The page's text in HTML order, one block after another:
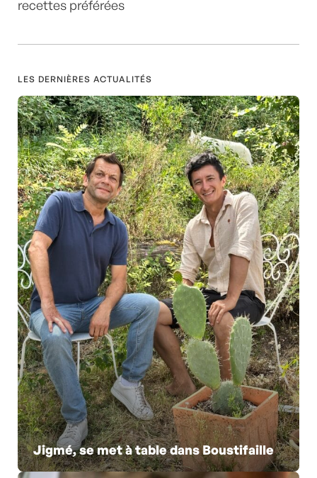
recettes préférées
LES DERNIÈRES ACTUALITÉS
Jigmé, se met à table dans Boustifaille